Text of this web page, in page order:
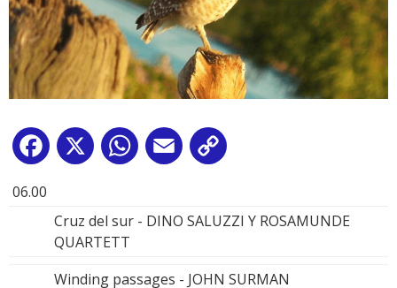
Facebook
X WhatsApp
Email
06.00
Cruz del sur - DINO SALUZZI Y ROSAMUNDE
QUARTETT
Winding passages - JOHN SURMAN